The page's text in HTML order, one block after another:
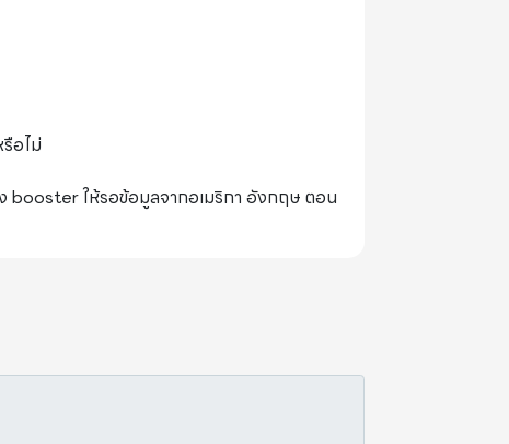
อไม่
ให้รอข้อมูลจากอเมริกา อังกฤษ ตอน